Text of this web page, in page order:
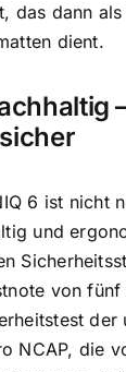
das dann
dient.
6 ist nicht
und
von fünf
der
NCAP, die